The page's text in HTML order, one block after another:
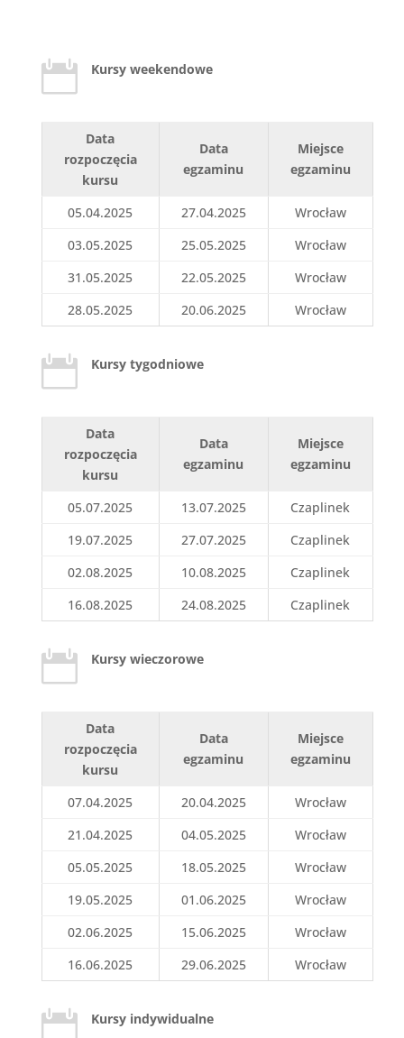
 Kursy weekendowe
Data
rozpoczęcia
kursu
Data
egzaminu
Miejsce
egzaminu
05.04.2025 27.04.2025
Wrocław
03.05.2025
25.05.2025
Wrocław
31.05.2025
22.05.2025
Wrocław
28.05.2025
20.06.2025 Wrocław
 Kursy tygodniowe
Data
rozpoczęcia
kursu
Data
egzaminu
Miejsce
egzaminu
05.07.2025 13.07.2025
Czaplinek
19.07.2025
27.07.2025
Czaplinek
02.08.2025
10.08.2025
Czaplinek
16.08.2025
24.08.2025 Czaplinek
 Kursy wieczorowe
Data
rozpoczęcia
kursu
Data
egzaminu
Miejsce
egzaminu
07.04.2025 20.04.2025
Wrocław
21.04.2025
04.05.2025
Wrocław
05.05.2025
18.05.2025
Wrocław
19.05.2025
01.06.2025
Wrocław
02.06.2025
15.06.2025
Wrocław
16.06.2025
29.06.2025 Wrocław

Kursy indywidualne